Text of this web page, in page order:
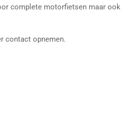
complete motorfietsen maar ook
contact opnemen.